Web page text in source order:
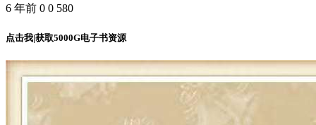
6 年前 0 0 580
点击我|获取5000G电子书资源